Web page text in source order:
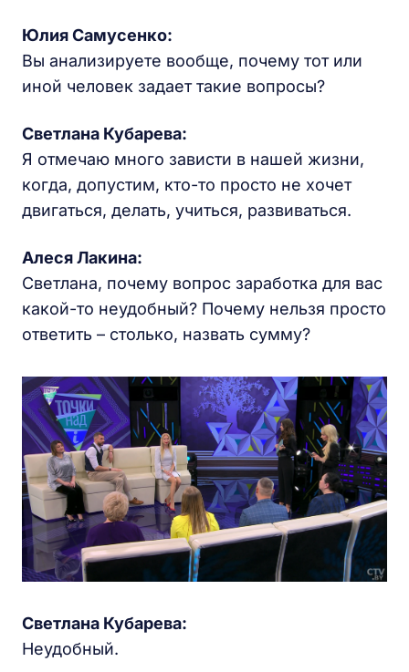
Юлия Самусенко:
Вы анализируете вообще, почему тот или
иной человек задает такие вопросы?
Светлана Кубарева:
Я отмечаю много зависти в нашей жизни,
когда, допустим, кто-то просто не хочет
двигаться, делать, учиться, развиваться.
Алеся Лакина:
Светлана, почему вопрос заработка для вас
какой-то неудобный? Почему нельзя просто
ответить – столько, назвать сумму?
Светлана Кубарева:
Неудобный.